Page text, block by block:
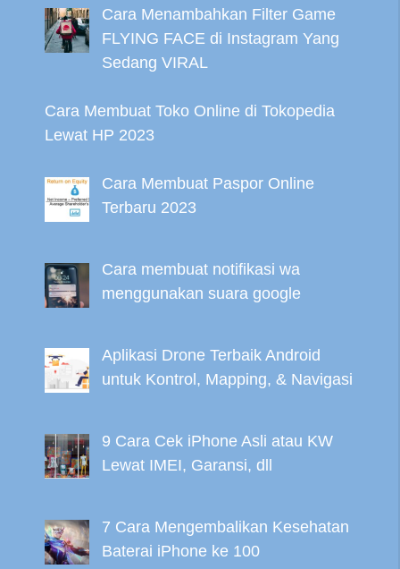
Cara Menambahkan Filter Game
FLYING FACE di Instagram Yang
Sedang VIRAL
Cara Membuat Toko Online di Tokopedia
Lewat HP 2023
Cara Membuat Paspor Online
Terbaru 2023
Cara membuat notifikasi wa
menggunakan suara google
Aplikasi Drone Terbaik Android
untuk Kontrol, Mapping, & Navigasi
9 Cara Cek iPhone Asli atau KW
Lewat IMEI, Garansi, dll
7 Cara Mengembalikan Kesehatan
Baterai iPhone ke 100